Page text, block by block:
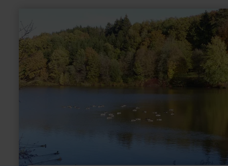
Stausee
Arzfeld